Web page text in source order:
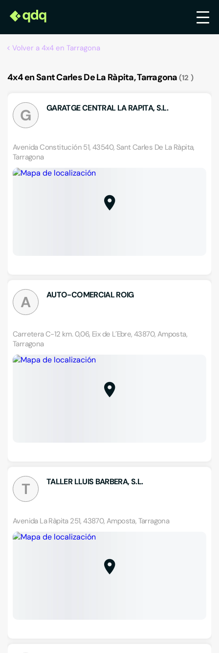
Volver a 4x4 en Tarragona
4x4 en Sant Carles De La Ràpita, Tarragona 12
G GARATGE CENTRAL LA RAPITA, S.L.
Avenida Constitución 51, 43540, Sant Carles De La Ràpita,
Tarragona
A AUTO-COMERCIAL ROIG
Carretera C-12 km. 0,06, Eix de L´Ebre, 43870, Amposta,
Tarragona
T TALLER LLUIS BARBERA, S.L.
Avenida La Ràpita 251, 43870, Amposta, Tarragona